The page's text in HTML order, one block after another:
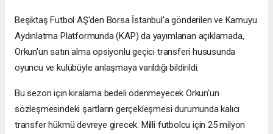
Beşiktaş Futbol AŞ'den Borsa İstanbul'a gönderilen ve Kamuyu
Aydınlatma Platformunda (KAP) da yayımlanan açıklamada,
Orkun'un satın alma opsiyonlu geçici transferi hususunda
oyuncu ve kulübüyle anlaşmaya varıldığı bildirildi.
Bu sezon için kiralama bedeli ödenmeyecek Orkun'un
sözleşmesindeki şartların gerçekleşmesi durumunda kalıcı
transfer hükmü devreye girecek. Milli futbolcu için 25 milyon